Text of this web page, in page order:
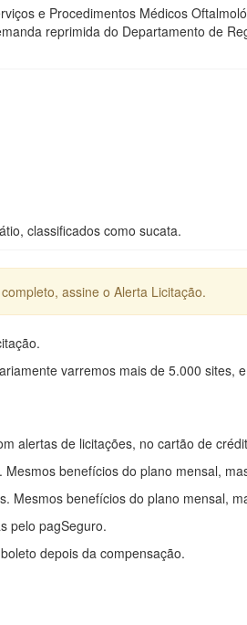
e Procedimentos Médicos
reprimida do Departamento de
classificados como sucata.
assine o Alerta Licitação.
varremos mais de 5.000 sites,
alertas de licitações, no cartão de
benefícios do plano mensal,
Mesmos benefícios do plano mensal,
pelo pagSeguro.
depois da compensação.